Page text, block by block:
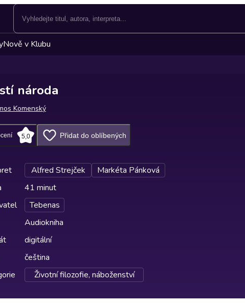
Nově v Klubu
národa
Komenský
5,0 Přidat do oblíbených
Alfred Strejček
Markéta Pánková
41 minut
Tebenas
Audiokniha
digitální
čeština
Životní filozofie, náboženství